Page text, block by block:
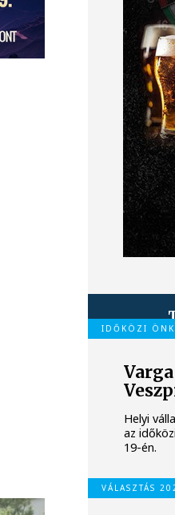
IDŐKÖZI
Helyi
az
19-én.
VÁLASZTÁS